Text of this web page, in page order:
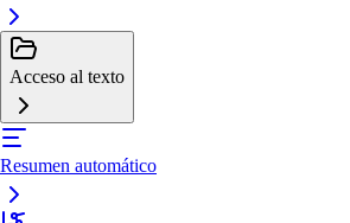
Acceso al texto
Resumen automático